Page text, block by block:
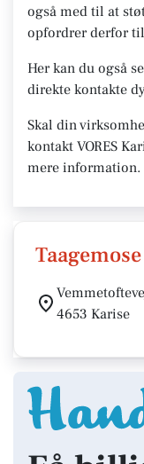
også med til at
opfordrer derfor
Her kan du også
direkte kontakte
Skal din
kontakt VORES
mere information.
4653 Karise